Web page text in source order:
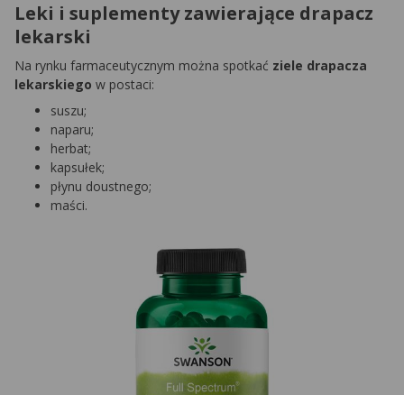
Leki i suplementy zawierające drapacz
lekarski
Na rynku farmaceutycznym można spotkać ziele drapacza
lekarskiego w postaci:
suszu;
naparu;
herbat;
kapsułek;
płynu doustnego;
maści.